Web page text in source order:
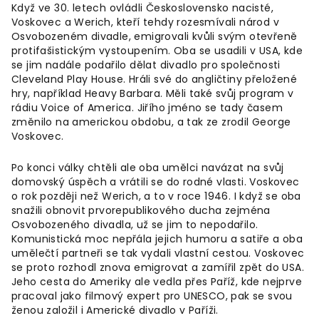
Když ve 30. letech ovládli Československo nacisté,
Voskovec a Werich, kteří tehdy rozesmívali národ v
Osvobozeném divadle, emigrovali kvůli svým otevřeně
protifašistickým vystoupením. Oba se usadili v USA, kde
se jim nadále podařilo dělat divadlo pro společnosti
Cleveland Play House. Hráli své do angličtiny přeložené
hry, například Heavy Barbara. Měli také svůj program v
rádiu Voice of America. Jiřího jméno se tady časem
změnilo na americkou obdobu, a tak ze zrodil George
Voskovec.
Po konci války chtěli ale oba umělci navázat na svůj
domovský úspěch a vrátili se do rodné vlasti. Voskovec
o rok později než Werich, a to v roce 1946. I když se oba
snažili obnovit prvorepublikového ducha zejména
Osvobozeného divadla, už se jim to nepodařilo.
Komunistická moc nepřála jejich humoru a satiře a oba
umělečtí partneři se tak vydali vlastní cestou. Voskovec
se proto rozhodl znova emigrovat a zamířil zpět do USA.
Jeho cesta do Ameriky ale vedla přes Paříž, kde nejprve
pracoval jako filmový expert pro UNESCO, pak se svou
ženou založil i Americké divadlo v Paříži.